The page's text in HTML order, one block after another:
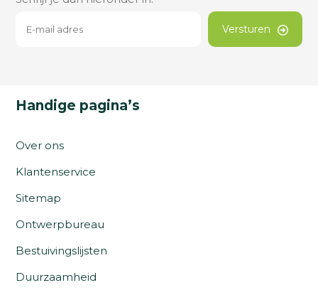
Versturen
Handige pagina’s
Over ons
Klantenservice
Sitemap
Ontwerpbureau
Bestuivingslijsten
Duurzaamheid